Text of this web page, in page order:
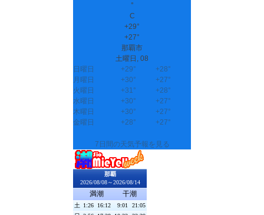
°
C
+29°
+27°
那覇市
土曜日, 08
日曜日
+29° +28°
月曜日
+30° +27°
火曜日
+31° +28°
水曜日
+30° +27°
木曜日
+30° +27°
金曜日
+28° +27°
7日間の天気予報を見る